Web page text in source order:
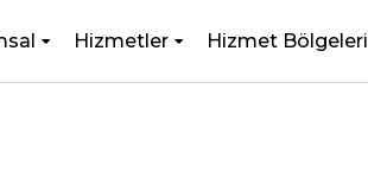
Hizmetler Hizmet Bölgeleri